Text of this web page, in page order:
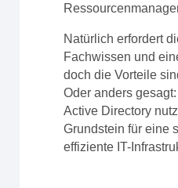
Natürlich erfordert
Fachwissen und
doch die Vorteile
Oder anders
Active Directory
Grundstein für eine
effiziente IT-